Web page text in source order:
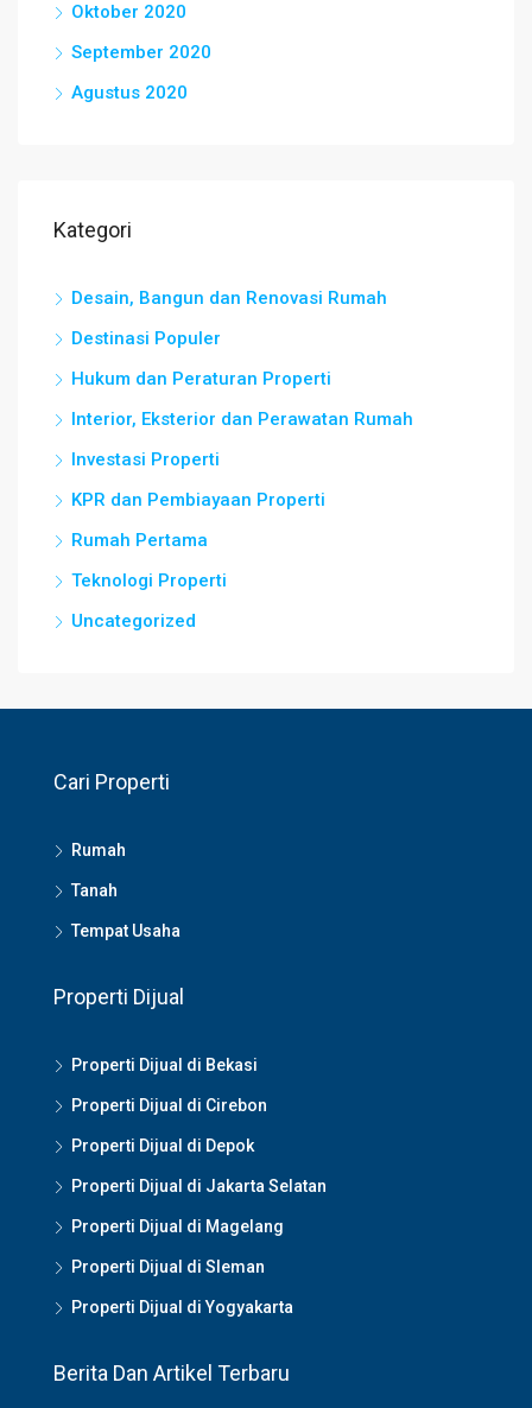
Oktober 2020
September 2020
Agustus 2020
Kategori
Desain, Bangun dan Renovasi Rumah
Destinasi Populer
Hukum dan Peraturan Properti
Interior, Eksterior dan Perawatan Rumah
Investasi Properti
KPR dan Pembiayaan Properti
Rumah Pertama
Teknologi Properti
Uncategorized
Cari Properti
Rumah
Tanah
Tempat Usaha
Properti Dijual
Properti Dijual di Bekasi
Properti Dijual di Cirebon
Properti Dijual di Depok
Properti Dijual di Jakarta Selatan
Properti Dijual di Magelang
Properti Dijual di Sleman
Properti Dijual di Yogyakarta
Berita Dan Artikel Terbaru